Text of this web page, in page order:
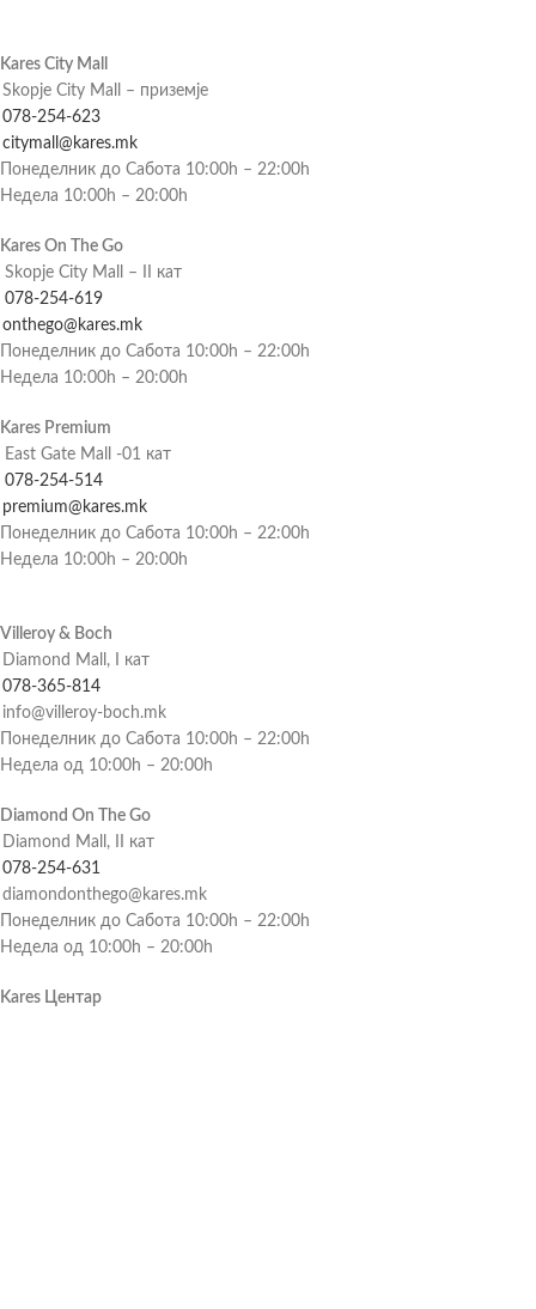
Kares City Mall
Skopje City Mall – приземје
078-254-623
citymall@kares.mk
Понеделник до Сабота 10:00h – 22:00h
Недела 10:00h – 20:00h
Kares On The Go
Skopje City Mall – II кат
078-254-619
onthego@kares.mk
Понеделник до Сабота 10:00h – 22:00h
Недела 10:00h – 20:00h
Kares Premium
East Gate Mall -01 кат
078-254-514
premium@kares.mk
Понеделник до Сабота 10:00h – 22:00h
Недела 10:00h – 20:00h
Villeroy & Boch
Diamond Mall, I кат
078-365-814
info@villeroy-boch.mk
Понеделник до Сабота 10:00h – 22:00h
Недела од 10:00h – 20:00h
Diamond On The Go
Diamond Mall, II кат
078-254-631
diamondonthego@kares.mk
Понеделник до Сабота 10:00h – 22:00h
Недела од 10:00h – 20:00h
Kares Центар